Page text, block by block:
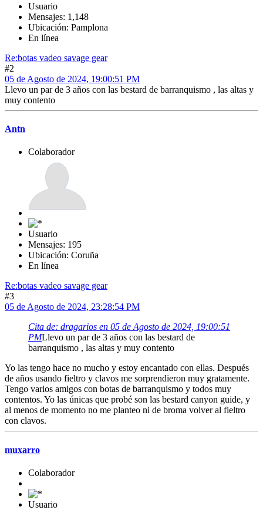
Usuario
Mensajes: 1,148
Ubicación: Pamplona
En línea
Re:botas vadeo savage gear
#2
05 de Agosto de 2024, 19:00:51 PM
Llevo un par de 3 años con las bestard de barranquismo , las altas y
muy contento
Antn
Colaborador
Usuario
Mensajes: 195
Ubicación: Coruña
En línea
Re:botas vadeo savage gear
#3
05 de Agosto de 2024, 23:28:54 PM
Cita de: dragarios en 05 de Agosto de 2024, 19:00:51
PMLlevo un par de 3 años con las bestard de
barranquismo , las altas y muy contento
Yo las tengo hace no mucho y estoy encantado con ellas. Después
de años usando fieltro y clavos me sorprendieron muy gratamente.
Tengo varios amigos con botas de barranquismo y todos muy
contentos. Yo las únicas que probé son las bestard canyon guide, y
al menos de momento no me planteo ni de broma volver al fieltro
con clavos.
muxarro
Colaborador
Usuario